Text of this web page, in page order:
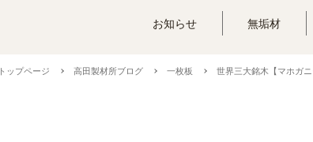
お知らせ 無垢材
トップページ 高田製材所ブログ 一枚板 世界三大銘木【マホガ